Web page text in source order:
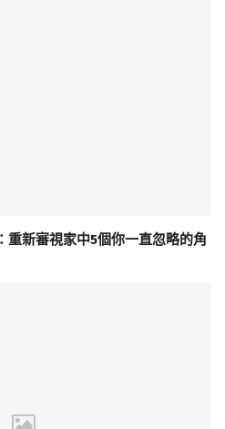
重新審視家中5個你一直忽略的角